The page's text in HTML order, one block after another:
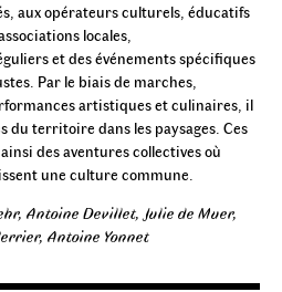
aux opérateurs culturels, éducatifs
locales,
et des événements spécifiques
Par le biais de marches,
artistiques et culinaires, il
du territoire dans les paysages. Ces
des aventures collectives où
une culture commune.
Antoine Devillet, Julie de Muer,
Antoine Yonnet